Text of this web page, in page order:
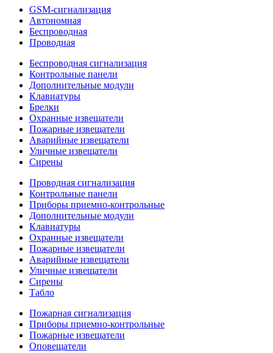
GSM-сигнализация
Автономная
Беспроводная
Проводная
Беспроводная сигнализация
Контрольные панели
Дополнительные модули
Клавиатуры
Брелки
Охранные извещатели
Пожарные извещатели
Аварийные извещатели
Уличные извещатели
Сирены
Проводная сигнализация
Контрольные панели
Приборы приемно-контрольные
Дополнительные модули
Клавиатуры
Охранные извещатели
Пожарные извещатели
Аварийные извещатели
Уличные извещатели
Сирены
Табло
Пожарная сигнализация
Приборы приемно-контрольные
Пожарные извещатели
Оповещатели